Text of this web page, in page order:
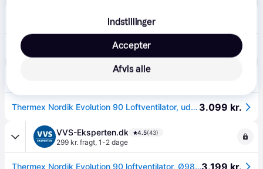
1-2 dage
3.099 kr.
LavprisVærktøj 4.0(55)
Thermex Nordik Evolution 90 Loftventilator, uden regulering, Hvid 3.099 kr.
VVS-Eksperten.dk 4.5(43)
299 kr. fragt, 1-2 dage
Thermex Nordik Evolution 90 loftventilator, Ø98 cm, hvid3.199 kr.
Indstillinger
Afvis alle
Accepter